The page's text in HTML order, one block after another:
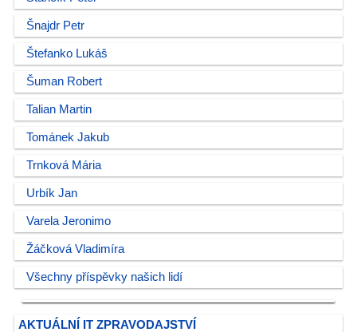
Šnajdr Petr
Štefanko Lukáš
Šuman Robert
Talian Martin
Tománek Jakub
Trnková Mária
Urbík Jan
Varela Jeronimo
Žáčková Vladimíra
Všechny příspěvky našich lidí
AKTUÁLNÍ IT ZPRAVODAJSTVÍ